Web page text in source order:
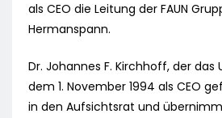
als CEO die Leitung der FAUN
Hermanspann.
Dr. Johannes F. Kirchhoff, der
dem 1. November 1994 als CEO
in den Aufsichtsrat und